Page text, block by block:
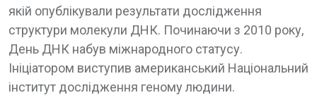
якій опублікували результати дослідження
структури молекули ДНК. Починаючи з 2010 року,
День ДНК набув міжнародного статусу.
Ініціатором виступив американський Національний
інститут дослідження геному людини.